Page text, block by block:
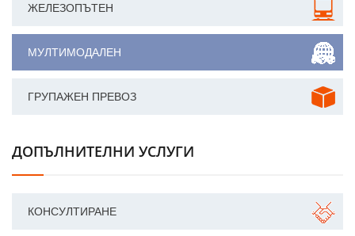
ЖЕЛЕЗОПЪТЕН
МУЛТИМОДАЛЕН
ГРУПАЖЕН ПРЕВОЗ
ДОПЪЛНИТЕЛНИ УСЛУГИ
КОНСУЛТИРАНЕ